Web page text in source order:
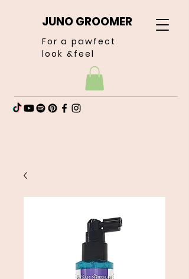
JUNO GROOMER
For a pawfect
look &feel